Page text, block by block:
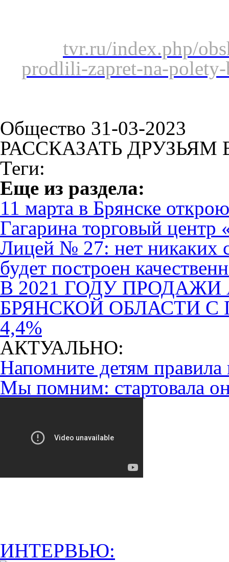
tvr.ru/index.php/
prodlili-zapret-na-
Общество 31-03-2023
РАССКАЗАТЬ ДРУЗЬЯМ
Теги:
Eще из раздела:
11 марта в Брянске
Гагарина торговый центр
Лицей № 27: нет никаких
будет построен
В 2021 ГОДУ
БРЯНСКОЙ ОБЛАСТИ
4,4%
АКТУАЛЬНО:
Напомните детям правила
Мы помним: стартовала
ИНТЕРВЬЮ: